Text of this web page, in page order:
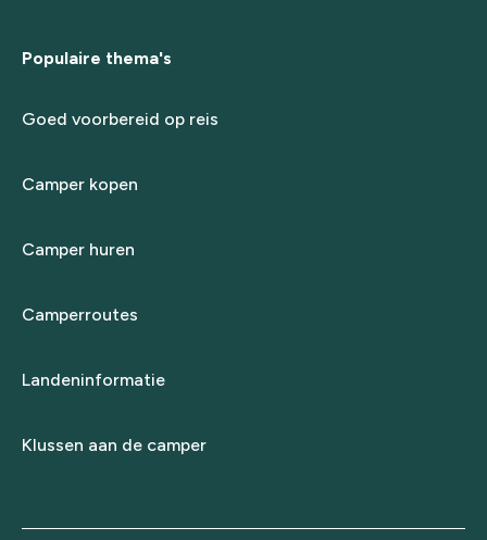
Populaire thema's
Goed voorbereid op reis
Camper kopen
Camper huren
Camperroutes
Landeninformatie
Klussen aan de camper